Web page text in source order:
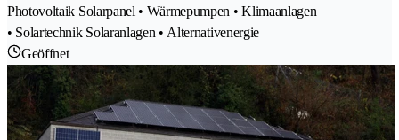
Photovoltaik Solarpanel • Wärmepumpen • Klimaanlagen
• Solartechnik Solaranlagen • Alternativenergie
Geöffnet